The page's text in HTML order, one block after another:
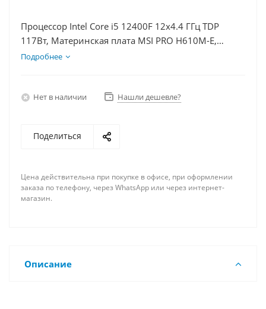
Процессор Intel Core i5 12400F 12x4.4 ГГц TDP
117Вт, Материнская плата MSI PRO H610M-E,
Видеокарта GTX 1630 4Гб, Память DDR4 64Gb,
Подробнее
Нет в наличии Нашли дешевле?
Поделиться
Цена действительна при покупке в офисе, при оформлении
заказа по телефону, через WhatsApp или через интернет-
магазин.
Описание